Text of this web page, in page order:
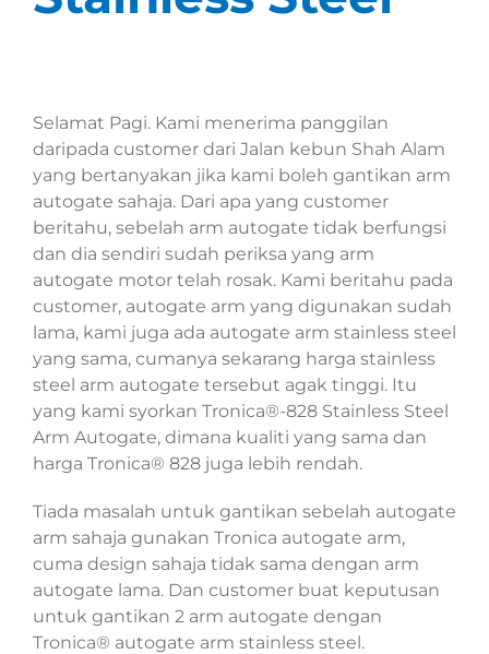
Selamat Pagi. Kami menerima panggilan
daripada customer dari Jalan kebun Shah Alam
yang bertanyakan jika kami boleh gantikan arm
autogate sahaja. Dari apa yang customer
beritahu, sebelah arm autogate tidak berfungsi
dan dia sendiri sudah periksa yang arm
autogate motor telah rosak. Kami beritahu pada
customer, autogate arm yang digunakan sudah
lama, kami juga ada autogate arm stainless steel
yang sama, cumanya sekarang harga stainless
steel arm autogate tersebut agak tinggi. Itu
yang kami syorkan Tronica®-828 Stainless Steel
Arm Autogate, dimana kualiti yang sama dan
harga Tronica® 828 juga lebih rendah.
Tiada masalah untuk gantikan sebelah autogate
arm sahaja gunakan Tronica autogate arm,
cuma design sahaja tidak sama dengan arm
autogate lama. Dan customer buat keputusan
untuk gantikan 2 arm autogate dengan
Tronica® autogate arm stainless steel.